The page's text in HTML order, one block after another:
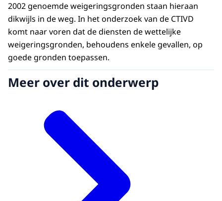
2002 genoemde weigeringsgronden staan hieraan
dikwijls in de weg. In het onderzoek van de CTIVD
komt naar voren dat de diensten de wettelijke
weigeringsgronden, behoudens enkele gevallen, op
goede gronden toepassen.
Meer over dit onderwerp